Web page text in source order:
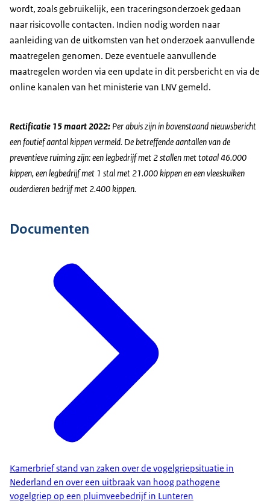
wordt, zoals gebruikelijk, een traceringsonderzoek gedaan
naar risicovolle contacten. Indien nodig worden naar
aanleiding van de uitkomsten van het onderzoek aanvullende
maatregelen genomen. Deze eventuele aanvullende
maatregelen worden via een update in dit persbericht en via de
online kanalen van het ministerie van LNV gemeld.
Rectificatie 15 maart 2022: Per abuis zijn in bovenstaand nieuwsbericht
een foutief aantal kippen vermeld. De betreffende aantallen van de
preventieve ruiming zijn: een legbedrijf met 2 stallen met totaal 46.000
kippen, een legbedrijf met 1 stal met 21.000 kippen en een vleeskuiken
ouderdieren bedrijf met 2.400 kippen.
Documenten
Kamerbrief stand van zaken over de vogelgriepsituatie in
Nederland en over een uitbraak van hoog pathogene
vogelgriep op een pluimveebedrijf in Lunteren